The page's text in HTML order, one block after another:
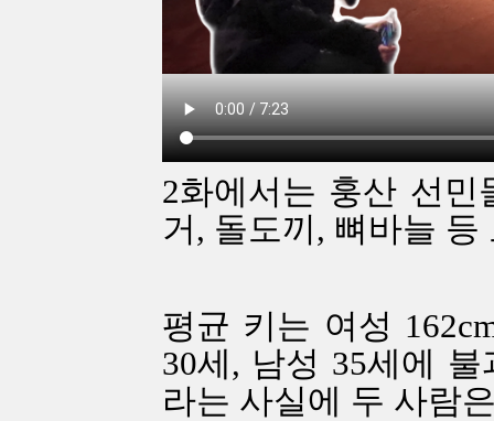
2화에서는 훙산 선
거, 돌도끼, 뼈바늘
평균 키는 여성
30세, 남성 35세에
라는 사실에 두 사람